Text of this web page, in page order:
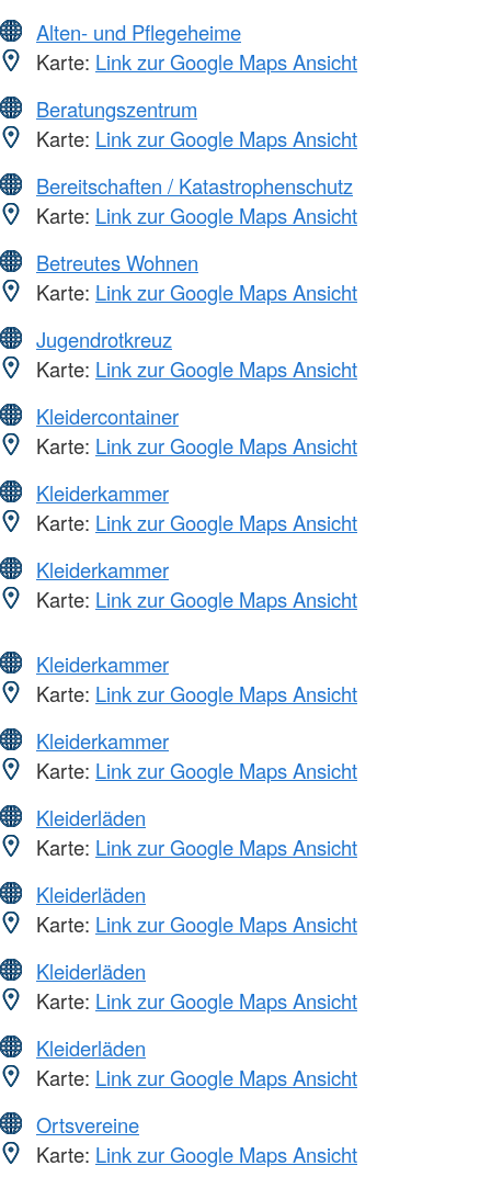
Alten- und Pflegeheime
Karte: Link zur Google Maps Ansicht
Beratungszentrum
Karte: Link zur Google Maps Ansicht
Bereitschaften / Katastrophenschutz
Karte: Link zur Google Maps Ansicht
Betreutes Wohnen
Karte: Link zur Google Maps Ansicht
Jugendrotkreuz
Karte: Link zur Google Maps Ansicht
Kleidercontainer
Karte: Link zur Google Maps Ansicht
Kleiderkammer
Karte: Link zur Google Maps Ansicht
Kleiderkammer
Karte: Link zur Google Maps Ansicht
Kleiderkammer
Karte: Link zur Google Maps Ansicht
Kleiderkammer
Karte: Link zur Google Maps Ansicht
Kleiderläden
Karte: Link zur Google Maps Ansicht
Kleiderläden
Karte: Link zur Google Maps Ansicht
Kleiderläden
Karte: Link zur Google Maps Ansicht
Kleiderläden
Karte: Link zur Google Maps Ansicht
Ortsvereine
Karte: Link zur Google Maps Ansicht